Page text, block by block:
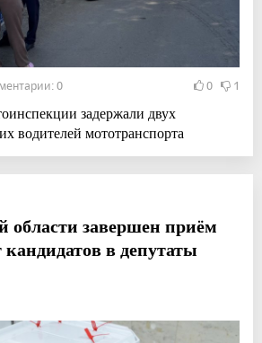
0 0 1
задержали двух
водителей мототранспорта
области завершен приём
в депутаты